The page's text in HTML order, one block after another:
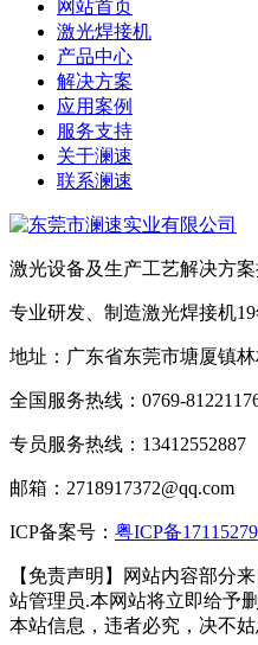
网站首页
激光焊接机
产品中心
解决方案
应用案例
服务支持
关于澜速
联系澜速
激光设备及生产工艺解决方
专业研发、制造激光焊接机
地址：广东省东莞市塘厦镇
全国服务热线：0769-
专员服务热线：13412552887
邮箱：2718917372@qq.com
ICP备案号： 粤ICP备
【免责声明】网站内容部分
站管理员.本网站将立即给予
本站信息，违者必究，决不姑